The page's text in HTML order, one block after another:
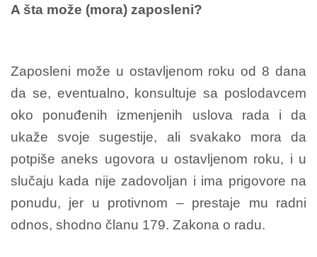
A šta može (mora) zaposleni?
Zaposleni može u ostavljenom roku od 8 dana
da se, eventualno, konsultuje sa poslodavcem
oko ponuđenih izmenjenih uslova rada i da
ukaže svoje sugestije, ali svakako mora da
potpiše aneks ugovora u ostavljenom roku, i u
slučaju kada nije zadovoljan i ima prigovore na
ponudu, jer u protivnom – prestaje mu radni
odnos, shodno članu 179. Zakona o radu.